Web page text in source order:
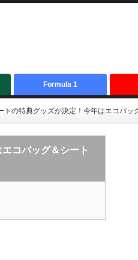
Formula 1
トの特典グッズが決定！今年はエコバッ
コバッグ＆シート